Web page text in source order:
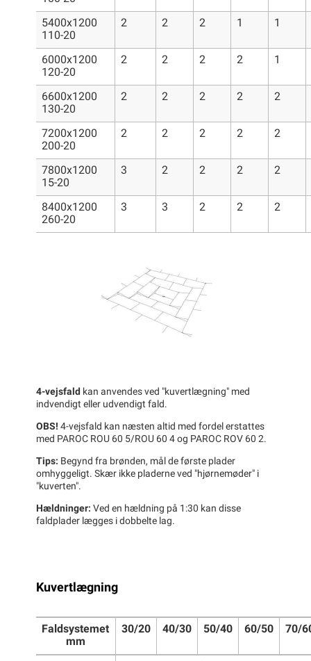
5400x1200
110-20
2 2 2 1 1
6000x1200
120-20
2 2 2 2 1
6600x1200
130-20
2 2 2 2 2
7200x1200
200-20
2 2 2 2 2
7800x1200
15-20
3 2 2 2 2
8400x1200
260-20
3 3 2 2 2
4-vejsfald kan anvendes ved "kuvertlægning" med
indvendigt eller udvendigt fald.
OBS! 4-vejsfald kan næsten altid med fordel erstattes
med PAROC ROU 60 5/ROU 60 4 og PAROC ROV 60 2.
Tips: Begynd fra brønden, mål de første plader
omhyggeligt. Skær ikke pladerne ved "hjørnemøder" i
"kuverten".
Hældninger: Ved en hældning på 1:30 kan disse
faldplader lægges i dobbelte lag.
Kuvertlægning
Faldsystemet
mm
30/20 40/30 50/40 60/50 70/